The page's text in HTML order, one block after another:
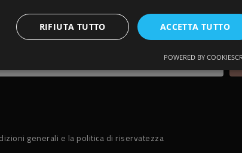
ALLA NEWSLETTER
generali e la politica di riservatezza
ACCETTA TUTTO
RIFIUTA TUTTO
POWERED BY